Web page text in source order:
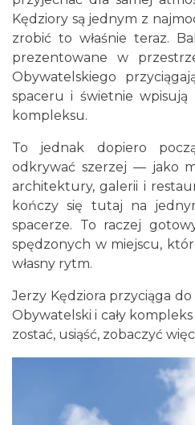
OFF Festival 2026
Katowice
12.55 km
CO, GDZIE, KIEDY W
9.08.2026
Katowice
12.96 km
Kędziory są jednym z
zrobić to właśnie teraz.
prezentowane w
Obywatelskiego
spaceru i świetnie wpisują
kompleksu.
To jednak dopiero
odkrywać szerzej — jako
architektury, galerii i
kończy się tutaj na
spacerze. To raczej
spędzonych w miejscu,
własny rytm.
Jerzy Kędziora przyciąga
Obywatelski i cały
zostać, usiąść, zobaczyć